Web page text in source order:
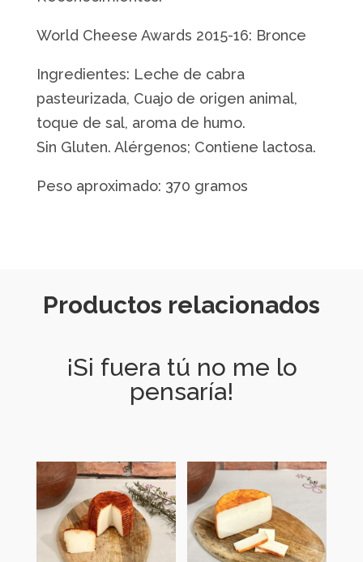
World Cheese Awards 2015-16: Bronce
Ingredientes: Leche de cabra
pasteurizada, Cuajo de origen animal,
toque de sal, aroma de humo.
Sin Gluten. Alérgenos; Contiene lactosa.
Peso aproximado: 370 gramos
Productos relacionados
¡Si fuera tú no me lo
pensaría!